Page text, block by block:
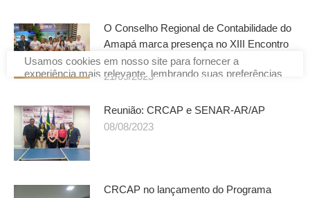
O Conselho Regional de Contabilidade do
Amapá marca presença no XIII Encontro
Nacional da Mulher Contabilista
21/09/2023
Reunião: CRCAP e SENAR-AR/AP
08/08/2023
CRCAP no lançamento do Programa